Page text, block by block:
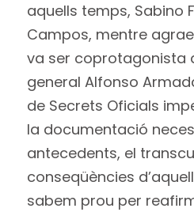
aquells temps, Sabino
Campos, mentre
va ser coprotagonista
general Alfonso
de Secrets Oficials
la documentació
antecedents, el
conseqüències
sabem prou per